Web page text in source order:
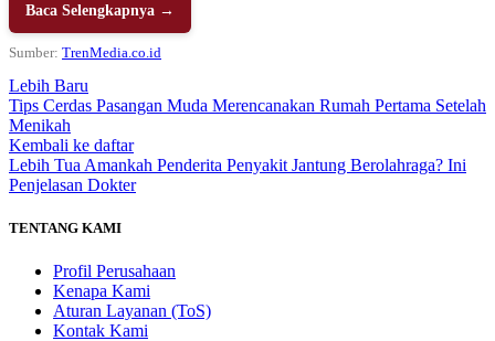
Baca Selengkapnya →
Sumber: TrenMedia.co.id
Lebih Baru
Tips Cerdas Pasangan Muda Merencanakan Rumah Pertama Setelah
Menikah
Kembali ke daftar
Lebih Tua Amankah Penderita Penyakit Jantung Berolahraga? Ini
Penjelasan Dokter
TENTANG KAMI
Profil Perusahaan
Kenapa Kami
Aturan Layanan (ToS)
Kontak Kami